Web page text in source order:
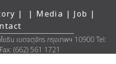
| | Media | Job |
ธิน เขตจตุจักร กรุงเทพฯ 10900 Tel:
(662) 561 1721